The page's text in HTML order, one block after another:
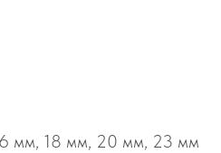
мм, 18 мм, 20 мм, 23 мм